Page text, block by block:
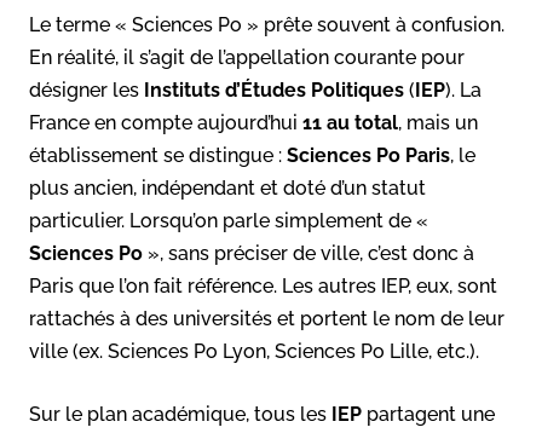
Le terme « Sciences Po » prête souvent à confusion.
En réalité, il s’agit de l’appellation courante pour
désigner les Instituts d’Études Politiques (IEP). La
France en compte aujourd’hui 11 au total, mais un
établissement se distingue : Sciences Po Paris, le
plus ancien, indépendant et doté d’un statut
particulier. Lorsqu’on parle simplement de «
Sciences Po », sans préciser de ville, c’est donc à
Paris que l’on fait référence. Les autres IEP, eux, sont
rattachés à des universités et portent le nom de leur
ville (ex. Sciences Po Lyon, Sciences Po Lille, etc.).
Sur le plan académique, tous les IEP partagent une